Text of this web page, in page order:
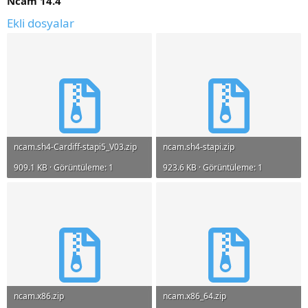
Ekli dosyalar
ncam.sh4-Cardiff-stapi5_V03.zip
909.1 KB · Görüntüleme: 1
ncam.sh4-stapi.zip
923.6 KB · Görüntüleme: 1
ncam.x86.zip ncam.x86_64.zip